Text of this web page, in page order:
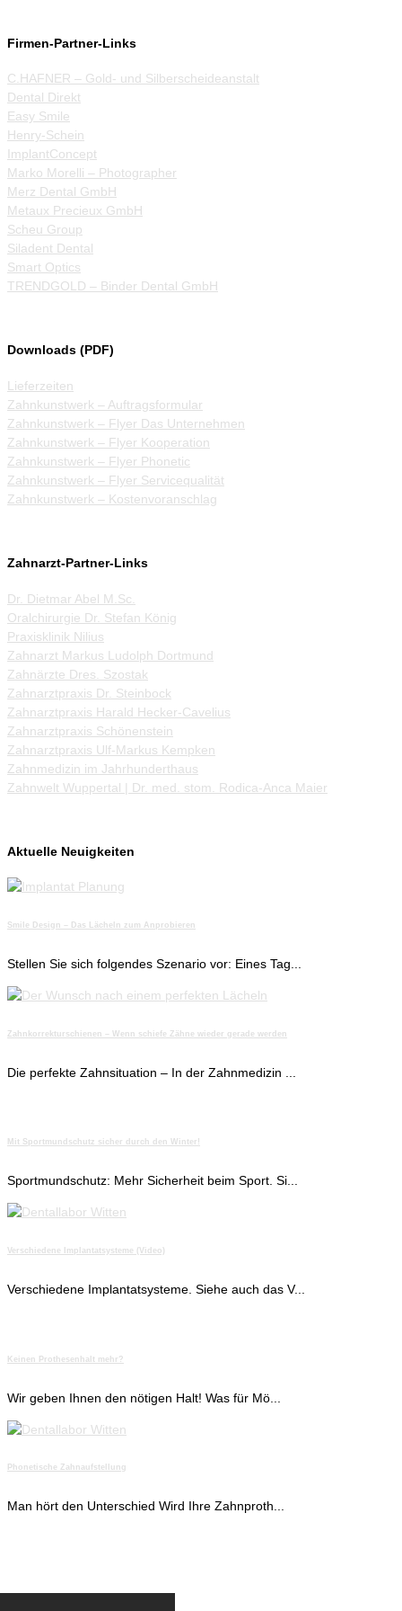
Firmen-Partner-Links
C.HAFNER – Gold- und Silberscheideanstalt
Dental Direkt
Easy Smile
Henry-Schein
ImplantConcept
Marko Morelli – Photographer
Merz Dental GmbH
Metaux Precieux GmbH
Scheu Group
Siladent Dental
Smart Optics
TRENDGOLD – Binder Dental GmbH
Downloads (PDF)
Lieferzeiten
Zahnkunstwerk – Auftragsformular
Zahnkunstwerk – Flyer Das Unternehmen
Zahnkunstwerk – Flyer Kooperation
Zahnkunstwerk – Flyer Phonetic
Zahnkunstwerk – Flyer Servicequalität
Zahnkunstwerk – Kostenvoranschlag
Zahnarzt-Partner-Links
Dr. Dietmar Abel M.Sc.
Oralchirurgie Dr. Stefan König
Praxisklinik Nilius
Zahnarzt Markus Ludolph Dortmund
Zahnärzte Dres. Szostak
Zahnarztpraxis Dr. Steinbock
Zahnarztpraxis Harald Hecker-Cavelius
Zahnarztpraxis Schönenstein
Zahnarztpraxis Ulf-Markus Kempken
Zahnmedizin im Jahrhunderthaus
Zahnwelt Wuppertal | Dr. med. stom. Rodica-Anca Maier
Aktuelle Neuigkeiten
Smile Design – Das Lächeln zum Anprobieren
Stellen Sie sich folgendes Szenario vor: Eines Tag...
Zahnkorrekturschienen – Wenn schiefe Zähne wieder gerade werden
Die perfekte Zahnsituation – In der Zahnmedizin ...
Mit Sportmundschutz sicher durch den Winter!
Sportmundschutz: Mehr Sicherheit beim Sport. Si...
Verschiedene Implantatsysteme (Video)
Verschiedene Implantatsysteme. Siehe auch das V...
Keinen Prothesenhalt mehr?
Wir geben Ihnen den nötigen Halt! Was für Mö...
Phonetische Zahnaufstellung
Man hört den Unterschied Wird Ihre Zahnproth...
Scroll